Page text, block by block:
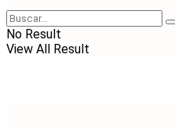
No Result
View All Result